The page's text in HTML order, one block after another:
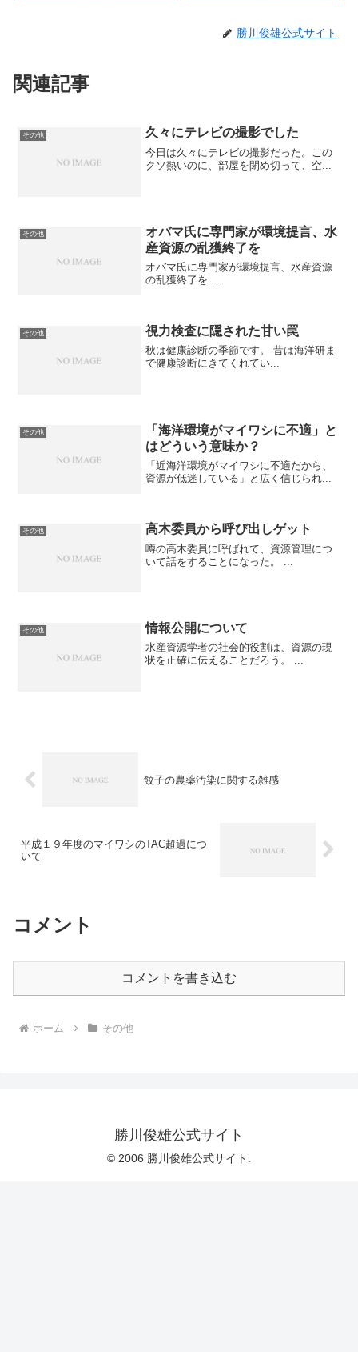
勝川俊雄公式サイト
関連記事
その他 久々にテレビの撮影でした
今日は久々にテレビの撮影だった。この
クソ熱いのに、部屋を閉め切って、空...
その他
オバマ氏に専門家が環境提言、水
産資源の乱獲終了を
オバマ氏に専門家が環境提言、水産資源
の乱獲終了を ...
その他 視力検査に隠された甘い罠
秋は健康診断の季節です。 昔は海洋研ま
で健康診断にきてくれてい...
その他
「海洋環境がマイワシに不適」と
はどういう意味か？
「近海洋環境がマイワシに不適だから、
資源が低迷している」と広く信じられ...
その他 高木委員から呼び出しゲット
噂の高木委員に呼ばれて、資源管理につ
その他 情報公開について
水産資源学者の社会的役割は、資源の現
状を正確に伝えることだろう。 ...
餃子の農薬汚染に関する雑感
平成１９年度のマイワシのTAC超過につ
いて
コメント
コメントを書き込む
ホーム その他
勝川俊雄公式サイト
© 2006 勝川俊雄公式サイト.